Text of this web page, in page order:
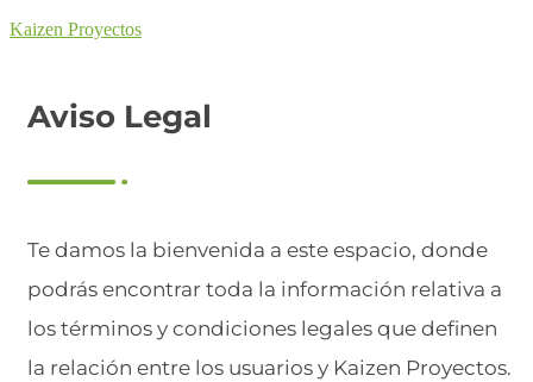
Kaizen Proyectos
Aviso Legal
Te damos la bienvenida a este espacio, donde
podrás encontrar toda la información relativa a
los términos y condiciones legales que definen
la relación entre los usuarios y Kaizen Proyectos.